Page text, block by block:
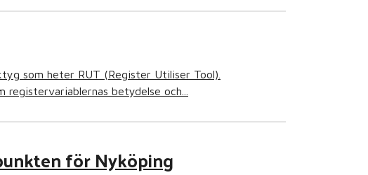
som heter RUT (Register Utiliser Tool).
betydelse och...
för Nyköping